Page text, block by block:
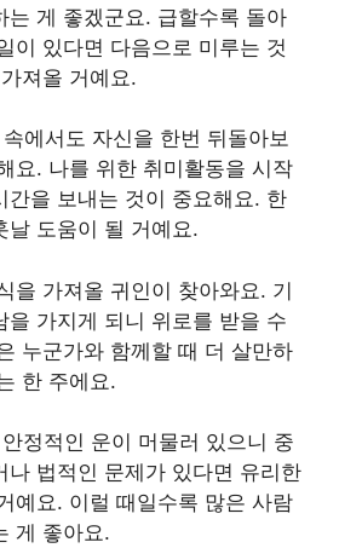
는 게 좋겠군요. 급할수록 돌아
이 있다면 다음으로 미루는 것
져올 거예요.
에서도 자신을 한번 뒤돌아보
요. 나를 위한 취미활동을 시작
간을 보내는 것이 중요해요. 한
날 도움이 될 거예요.
을 가져올 귀인이 찾아와요. 기
을 가지게 되니 위로를 받을 수
누군가와 함께할 때 더 살만하
한 주에요.
정적인 운이 머물러 있으니 중
나 법적인 문제가 있다면 유리한
예요. 이럴 때일수록 많은 사람
게 좋아요.